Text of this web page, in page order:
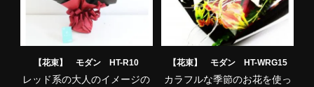
【花束】 モダン HT-R10
レッド系の大人のイメージの
【花束】 モダン HT-WRG15
カラフルな季節のお花を使っ